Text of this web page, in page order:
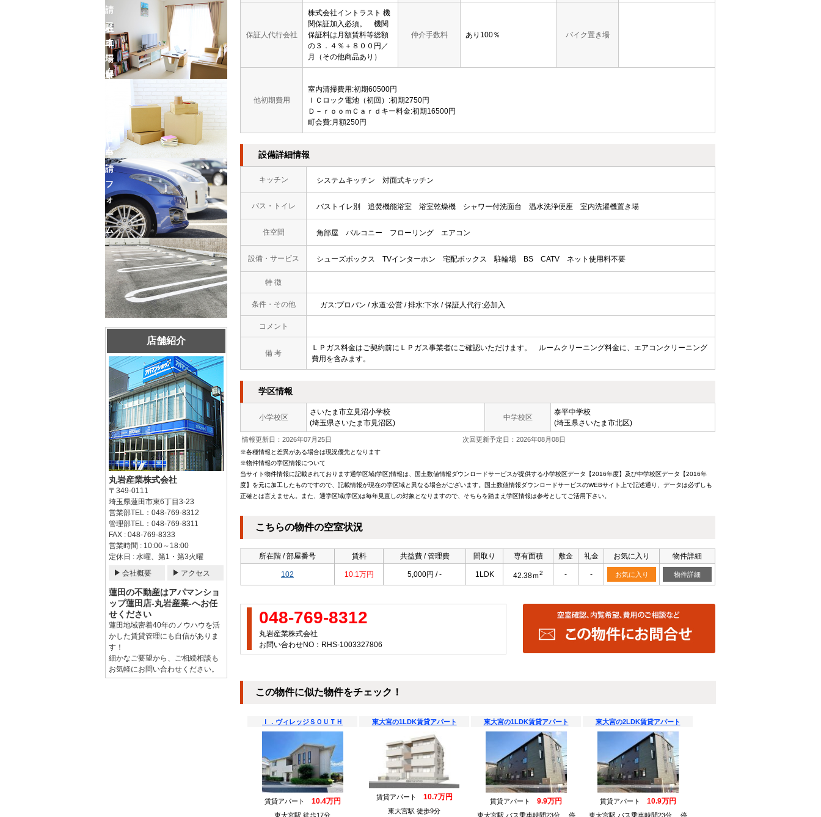
保証人代行会社
株式会社イントラスト 機
関保証加入必須。 機関
保証料は月額賃料等総額
の３．４％＋８００円／
月（その他商品あり）
仲介手数料 あり100％ バイク置き場
他初期費用
室内清掃費用:初期60500円
ＩＣロック電池（初回）:初期2750円
Ｄ－ｒｏｏｍＣａｒｄキー料金:初期16500円
町会費:月額250円
設備詳細情報
キッチン システムキッチン 対面式キッチン
バス・トイレ バストイレ別 追焚機能浴室 浴室乾燥機 シャワー付洗面台 温水洗浄便座 室内洗濯機置き場
住空間 角部屋 バルコニー フローリング エアコン
設備・サービス シューズボックス TVインターホン 宅配ボックス 駐輪場 BS CATV ネット使用料不要
特 徴
条件・その他 ガス:プロパン / 水道:公営 / 排水:下水 / 保証人代行:必加入
コメント
備 考
ＬＰガス料金はご契約前にＬＰガス事業者にご確認いただけます。 ルームクリーニング料金に、エアコンクリーニング
費用を含みます。
学区情報
小学校区
さいたま市立見沼小学校
(埼玉県さいたま市見沼区)
中学校区
泰平中学校
(埼玉県さいたま市北区)
情報更新日：2026年07月25日 次回更新予定日：2026年08月08日
※各種情報と差異がある場合は現況優先となります
※物件情報の学区情報について
当サイト物件情報に記載されております通学区域(学区)情報は、国土数値情報ダウンロードサービスが提供する小学校区データ【2016年度】及び中学校区データ【2016年
度】を元に加工したものですので、記載情報が現在の学区域と異なる場合がございます。国土数値情報ダウンロードサービスのWEBサイト上で記述通り、データは必ずしも
正確とは言えません。また、通学区域(学区)は毎年見直しの対象となりますので、そちらを踏まえ学区情報は参考としてご活用下さい。
こちらの物件の空室状況
所在階 / 部屋番号 賃料 共益費 / 管理費 間取り 専有面積 敷金 礼金 お気に入り 物件詳細
102 10.1万円 5,000円 / - 1LDK 42.38ｍ2 - - お気に入り 物件詳細
048-769-8312
丸岩産業株式会社
お問い合わせNO：RHS-1003327806
この物件に似た物件をチェック！
Ｉ．ヴィレッジＳＯＵＴＨ
賃貸アパート 10.4万円
東大宮駅 徒歩17分
東大宮の1LDK賃貸アパート
賃貸アパート 10.7万円
東大宮駅 徒歩9分
東大宮の1LDK賃貸アパート
賃貸アパート 9.9万円
東大宮駅 バス乗車時間23分 停
東大宮の2LDK賃貸アパート
賃貸アパート 10.9万円
東大宮駅 バス乗車時間23分 停
請
フ
ォ
ー
ム
駐
車
場
解
ム
車
申
請
フ
ォ
ー
ム
店舗紹介
丸岩産業株式会社
〒349-0111
埼玉県蓮田市東6丁目3-23
営業部TEL：048-769-8312
管理部TEL：048-769-8311
FAX : 048-769-8333
営業時間 : 10:00～18:00
定休日 : 水曜、第1・第3火曜
会社概要
アクセス
蓮田の不動産はアパマンショ
ップ蓮田店-丸岩産業-へお任
せください
蓮田地域密着40年のノウハウを活
かした賃貸管理にも自信がありま
す！
細かなご要望から、ご相続相談も
お気軽にお問い合わせください。